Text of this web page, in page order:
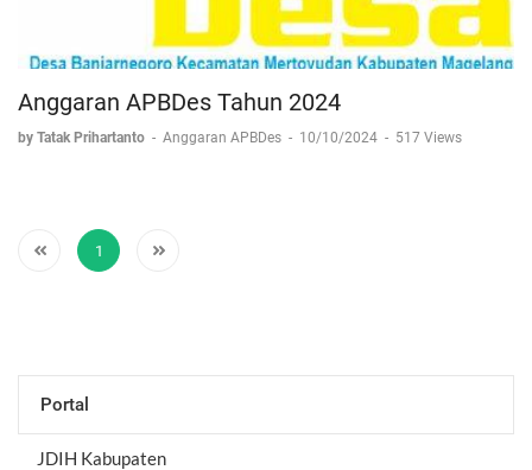
Anggaran APBDes Tahun 2024
by Tatak Prihartanto - Anggaran APBDes - 10/10/2024 - 517 Views
1
Portal
JDIH Kabupaten